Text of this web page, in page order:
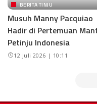
BERITA TINJU
Musuh Manny Pacquiao
Hadir di Pertemuan
Petinju Indonesia
12 Juli 2026 | 10:11